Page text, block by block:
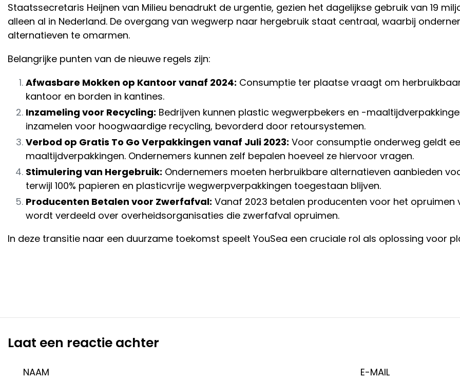
Staatssecretaris Heijnen van Milieu benadrukt de urgentie, gezien het dagelijkse gebruik van 19
alleen al in Nederland. De overgang van wegwerp naar hergebruik staat centraal, waarbij
alternatieven te omarmen.
Belangrijke punten van de nieuwe regels zijn:
Afwasbare Mokken op Kantoor vanaf 2024: Consumptie ter plaatse vraagt om
kantoor en borden in kantines.
Inzameling voor Recycling: Bedrijven kunnen plastic wegwerpbekers en -
inzamelen voor hoogwaardige recycling, bevorderd door retoursystemen.
Verbod op Gratis To Go Verpakkingen vanaf Juli 2023: Voor consumptie onderweg geldt
maaltijdverpakkingen. Ondernemers kunnen zelf bepalen hoeveel ze hiervoor vragen.
Stimulering van Hergebruik: Ondernemers moeten herbruikbare alternatieven aanbieden
terwijl 100% papieren en plasticvrije wegwerpverpakkingen toegestaan blijven.
Producenten Betalen voor Zwerfafval: Vanaf 2023 betalen producenten voor het
wordt verdeeld over overheidsorganisaties die zwerfafval opruimen.
In deze transitie naar een duurzame toekomst speelt YouSea een cruciale rol als oplossing voor
Laat een reactie achter
NAAM E-MAIL